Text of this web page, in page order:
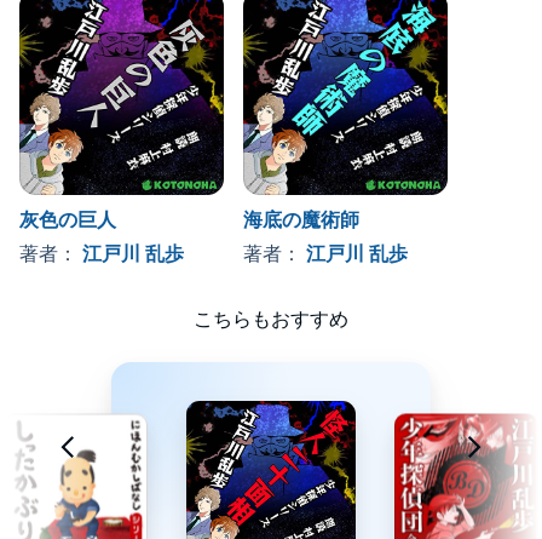
監督・関川秀雄
明智小五郎・岡田英次
マリ子・中村雅子
小林少年・小森康充
【本作 七つ道具】
道具の内容は作品により異なるが、本作では万能鍵たば、小型写
真機、指紋を調べる道具が登場。
【作者 江戸川乱歩】
大正・昭和期の小説家。推理小説を得意とした。
灰色の巨人
著者： 江戸川 乱歩
海底の魔術師
著者： 江戸川 乱歩
こちらもおすすめ